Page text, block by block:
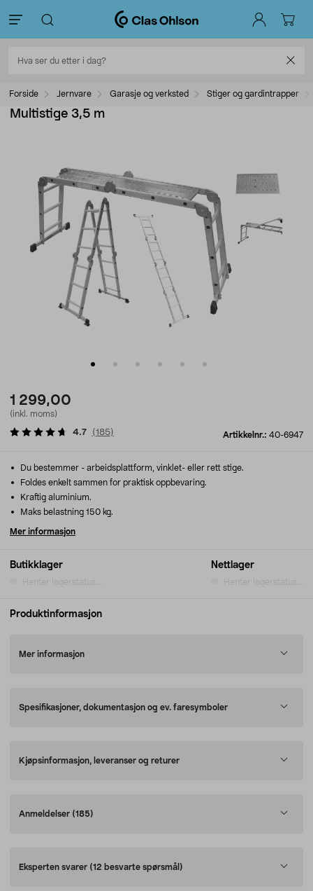
Forside Jernvare Garasje og verksted Stiger og gardintrapper
Multistige 3,5 m
1 299,00
(inkl. moms)
Artikkelnr.: 40-6947
4.7 (185)
Butikklager Nettlager
Du bestemmer - arbeidsplattform, vinklet- eller rett stige.
Foldes enkelt sammen for praktisk oppbevaring.
Kraftig aluminium.
Maks belastning 150 kg.
Mer informasjon
Produktinformasjon
Mer informasjon
Spesifikasjoner, dokumentasjon og ev. faresymboler
Kjøpsinformasjon, leveranser og returer
Anmeldelser (185)
Eksperten svarer (12 besvarte spørsmål)